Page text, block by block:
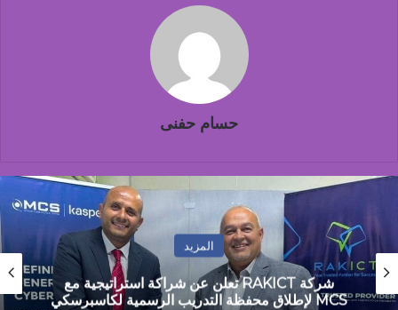
حسام حفنى
المزيد
مصطفى جمال: مصر تمر بمرحلة التحول من
الاستقرار المالي إلى مرحلة النمو القائم على الانتاج